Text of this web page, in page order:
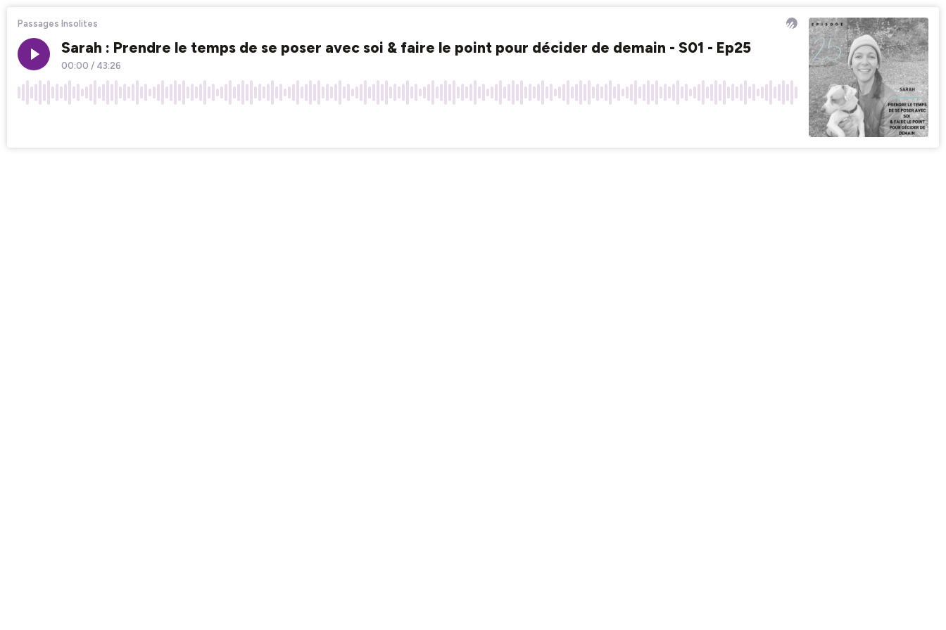
Passages Insolites
Sarah : Prendre le temps de se poser avec soi & faire le point pour décider de demain - S01 - Ep25
00:00 / 43:26